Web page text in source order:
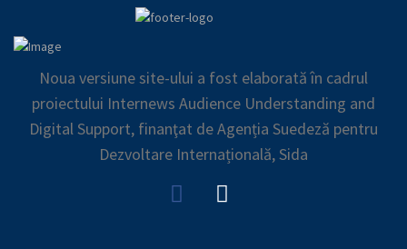
Noua versiune site-ului a fost elaborată în cadrul
proiectului Internews Audience Understanding and
Digital Support, finanţat de Agenția Suedeză pentru
Dezvoltare Internațională, Sida